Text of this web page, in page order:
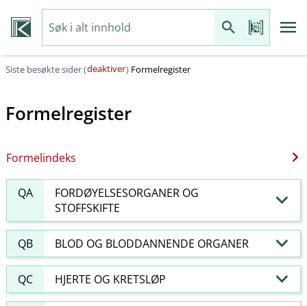
Siste besøkte sider (deaktiver) Formelregister
Formelregister
Formelindeks
QA
FORDØYELSESORGANER OG
STOFFSKIFTE
QB BLOD OG BLODDANNENDE ORGANER
QC HJERTE OG KRETSLØP